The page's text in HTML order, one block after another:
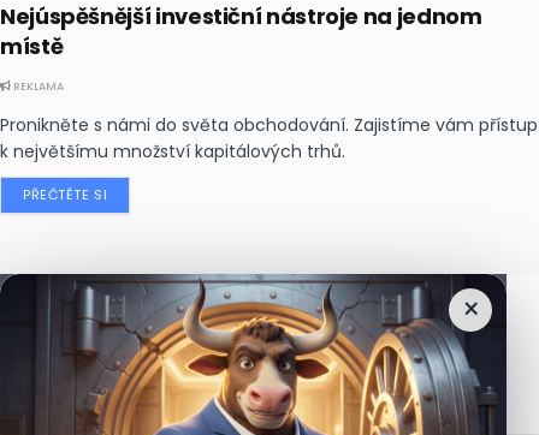
Nejúspěšnější investiční nástroje na jednom
místě
REKLAMA
Pronikněte s námi do světa obchodování. Zajistíme vám přístup
k největšímu množství kapitálových trhů.
PŘEČTĚTE SI
×
Nejčtenějšízprávy